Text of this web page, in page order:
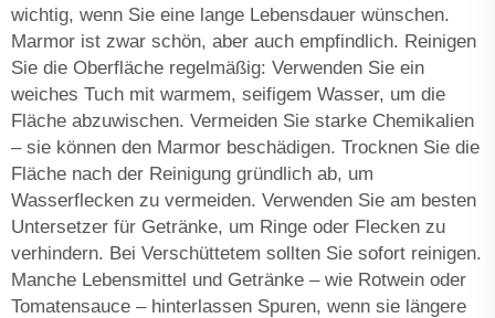
wichtig, wenn Sie eine lange Lebensdauer wünschen.
Marmor ist zwar schön, aber auch empfindlich. Reinigen
Sie die Oberfläche regelmäßig: Verwenden Sie ein
weiches Tuch mit warmem, seifigem Wasser, um die
Fläche abzuwischen. Vermeiden Sie starke Chemikalien
– sie können den Marmor beschädigen. Trocknen Sie die
Fläche nach der Reinigung gründlich ab, um
Wasserflecken zu vermeiden. Verwenden Sie am besten
Untersetzer für Getränke, um Ringe oder Flecken zu
verhindern. Bei Verschüttetem sollten Sie sofort reinigen.
Manche Lebensmittel und Getränke – wie Rotwein oder
Tomatensauce – hinterlassen Spuren, wenn sie längere